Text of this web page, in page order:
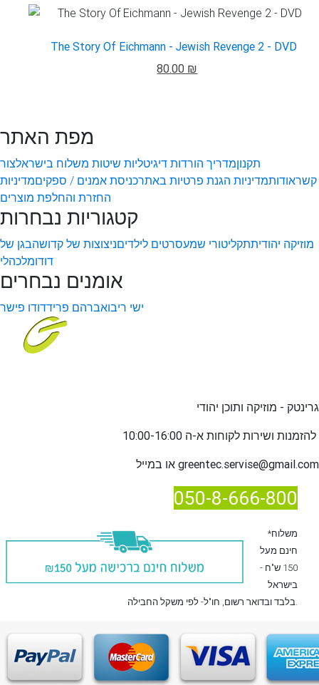
The Story Of Eichmann - Jewish Revenge 2 - DVD
80.00 ₪
מפת האתר
תקנוןמדריך הורדות דיגיטליות שיטות משלוח בישראלצור
קשראודותמדיניות הגנת פרטיות באתרכניסת אמנים / ספקיםמדיניות
החזרת והחלפת מוצרים
קטגוריות נבחרות
מוזיקה יהודיתתקליטורי שמעסרטים לילדיםניצוצות של קדושהבגן של
דודומלכהלי
אומנים נבחרים
ישי ריבואברהם פרידדודו פישר
גרינטק - מוזיקה ותוכן יהודי
להזמנות ו
greentec.servise@gmail.com
050-8-666-800
*משלוח
חינם מעל
150 ש"ח -
בישראל
בלבדובדואר רשום , חו"ל- לפי משקל החבילה.